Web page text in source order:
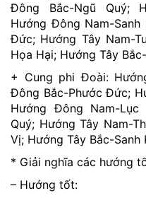
Đông Bắc-Ngũ Quý;
Hướng Đông Nam-Sanh
Đức; Hướng Tây Nam-
Họa Hại; Hướng Tây
+ Cung phi Đoài:
Đông Bắc-Phước Đức;
Hướng Đông Nam-Lục
Quý; Hướng Tây Nam-
Vị; Hướng Tây Bắc-Sanh
* Giải nghĩa các hướng
– Hướng tốt: